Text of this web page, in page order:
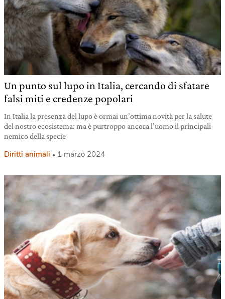
Un punto sul lupo in Italia, cercando di sfatare
falsi miti e credenze popolari
In Italia la presenza del lupo è ormai un’ottima novità per la salute
del nostro ecosistema: ma è purtroppo ancora l’uomo il principali
nemico della specie
Diritti animali 1 marzo 2024